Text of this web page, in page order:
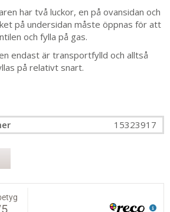
har två luckor, en på ovansidan och
på undersidan måste öppnas för att
och fylla på gas.
endast är transportfylld och alltså
på relativt snart.
15323917